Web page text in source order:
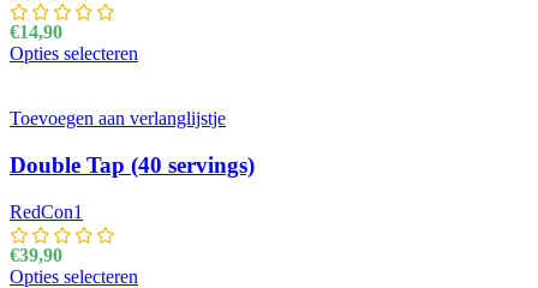
€14,90
Opties selecteren
Toevoegen aan verlanglijstje
Double Tap (40 servings)
RedCon1
€39,90
Opties selecteren